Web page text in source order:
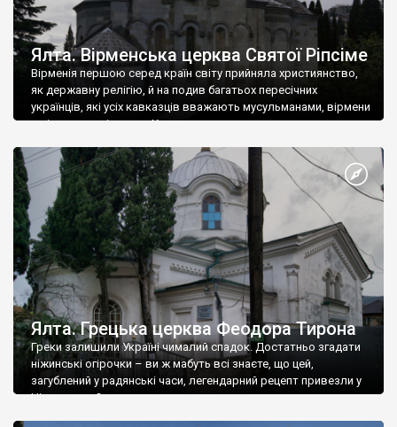
Ялта. Вірменська церква Святої Ріпсіме
Вірменія першою серед країн світу прийняла християнство,
як державну релігію, й на подив багатьох пересічних
українців, які усіх кавказців вважають мусульманами, вірмени
є відданими вірянами Христа
Ялта. Грецька церква Феодора Тирона
Греки залишили Україні чималий спадок. Достатньо згадати
ніжинські огірочки – ви ж мабуть всі знаєте, що цей,
загублений у радянські часи, легендарний рецепт привезли у
Ніжин греки?